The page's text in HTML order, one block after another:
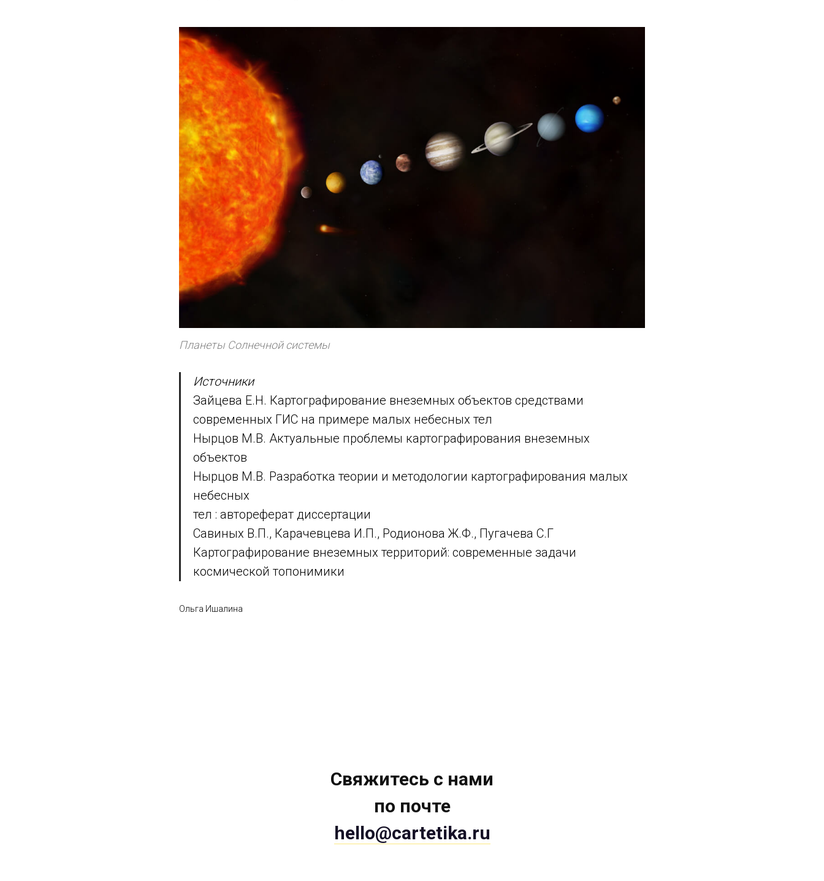
Планеты Солнечной системы
Источники
Зайцева Е.Н. Картографирование внеземных объектов средствами
современных ГИС на примере малых небесных тел
Нырцов М.В. Актуальные проблемы картографирования внеземных
объектов
Нырцов М.В. Разработка теории и методологии картографирования малых
небесных
тел : автореферат диссертации
Савиных В.П., Карачевцева И.П., Родионова Ж.Ф., Пугачева С.Г
Картографирование внеземных территорий: современные задачи
космической топонимики
Ольга Ишалина
Свяжитесь с нами
по почте
hello@cartetika.ru